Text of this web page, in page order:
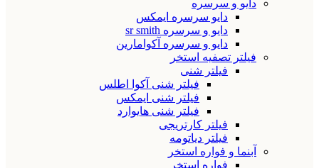
دایو و سرسره
دایو سرسره ایمکس
دایو و سرسره sr smith
دایو و سرسره آکوامارین
فیلتر تصفیه استخر
فیلتر شنی
فیلتر شنی آکوا اطلس
فیلتر شنی ایمکس
فیلتر شنی هایوارد
فیلتر کارتریجی
فیلتر دیاتومه
آبنما و فواره استخر
فواره استخر